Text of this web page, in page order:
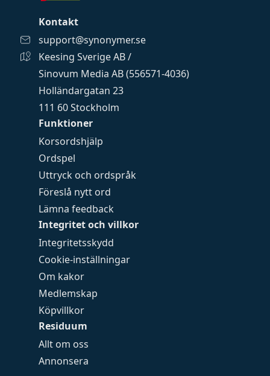
Funktioner
Korsordshjälp
Ordspel
Uttryck och ordspråk
Föreslå nytt ord
Lämna feedback
Integritet och villkor
Integritetsskydd
Cookie-inställningar
Om kakor
Medlemskap
Köpvillkor
Residuum
Allt om oss
Annonsera
Kontakt
support@synonymer.se
Keesing Sverige AB /
Sinovum Media AB (556571-4036)
Holländargatan 23
111 60 Stockholm